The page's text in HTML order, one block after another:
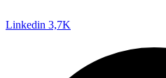
Linkedin 3,7K